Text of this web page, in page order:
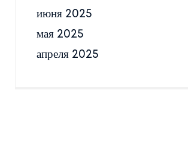
июня 2025
мая 2025
апреля 2025